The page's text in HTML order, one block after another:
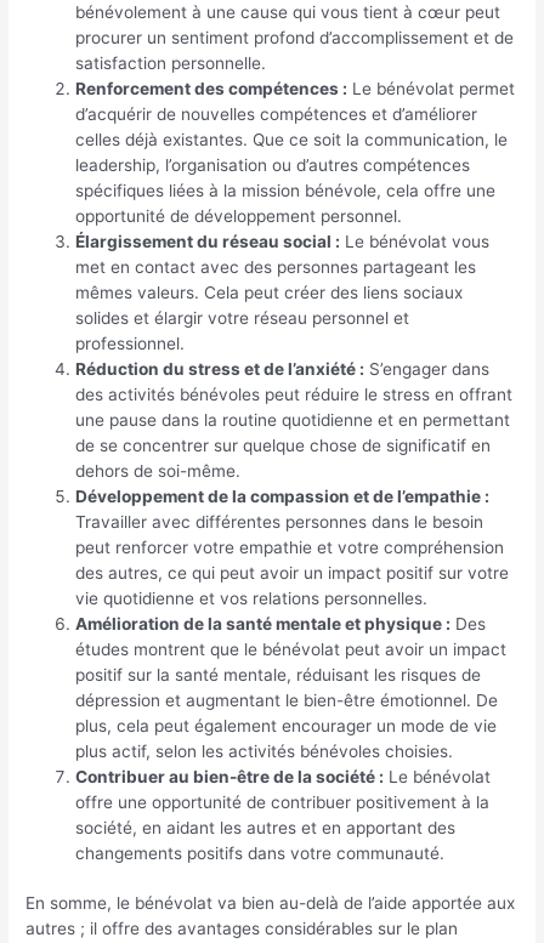
bénévolement à une cause qui vous tient à cœur peut
procurer un sentiment profond d’accomplissement et de
satisfaction personnelle.
Renforcement des compétences : Le bénévolat permet
d’acquérir de nouvelles compétences et d’améliorer
celles déjà existantes. Que ce soit la communication, le
leadership, l’organisation ou d’autres compétences
spécifiques liées à la mission bénévole, cela offre une
opportunité de développement personnel.
Élargissement du réseau social : Le bénévolat vous
met en contact avec des personnes partageant les
mêmes valeurs. Cela peut créer des liens sociaux
solides et élargir votre réseau personnel et
professionnel.
Réduction du stress et de l’anxiété : S’engager dans
des activités bénévoles peut réduire le stress en offrant
une pause dans la routine quotidienne et en permettant
de se concentrer sur quelque chose de significatif en
dehors de soi-même.
Développement de la compassion et de l’empathie :
Travailler avec différentes personnes dans le besoin
peut renforcer votre empathie et votre compréhension
des autres, ce qui peut avoir un impact positif sur votre
vie quotidienne et vos relations personnelles.
Amélioration de la santé mentale et physique : Des
études montrent que le bénévolat peut avoir un impact
positif sur la santé mentale, réduisant les risques de
dépression et augmentant le bien-être émotionnel. De
plus, cela peut également encourager un mode de vie
plus actif, selon les activités bénévoles choisies.
Contribuer au bien-être de la société : Le bénévolat
offre une opportunité de contribuer positivement à la
société, en aidant les autres et en apportant des
changements positifs dans votre communauté.
En somme, le bénévolat va bien au-delà de l’aide apportée aux
autres ; il offre des avantages considérables sur le plan